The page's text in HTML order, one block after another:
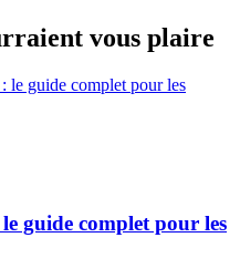
vous plaire
guide complet pour les